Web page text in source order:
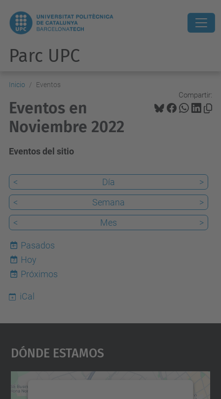
Parc UPC
Inicio Eventos
Compartir:
Eventos en
Noviembre 2022
Eventos del sitio
< Día
>
<
Semana
>
<
Mes >
Pasados
7
Hoy
Próximos
iCal
Dónde Estamos